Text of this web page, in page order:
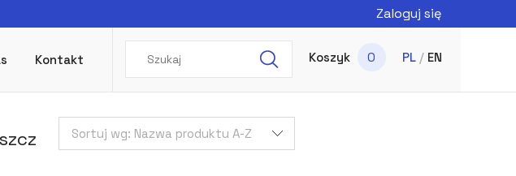
Zaloguj się
PL/ EN
Koszyk 0
Kontakt
Sortuj wg: Nazwa produktu A-Z